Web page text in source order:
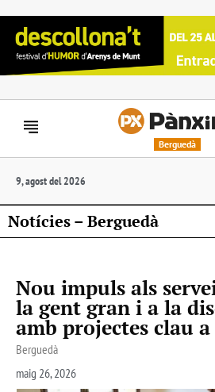
Berguedà
9, agost del 2026
Notícies – Berguedà
Nou impuls als
la gent gran i a la
amb projectes clau
Berguedà
maig 26, 2026